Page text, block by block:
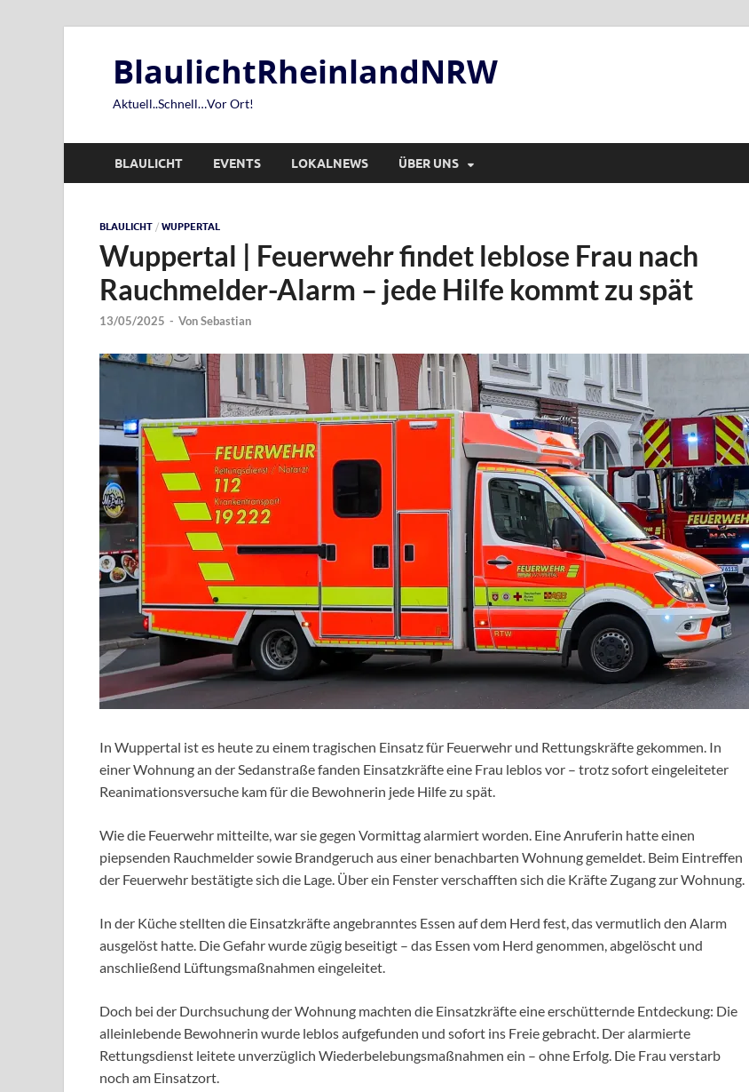
BlaulichtRheinlandNRW
Aktuell..Schnell…Vor Ort!
BLAULICHT EVENTS LOKALNEWS ÜBER UNS
BLAULICHT / WUPPERTAL
Wuppertal | Feuerwehr findet leblose Frau nach
Rauchmelder-Alarm – jede Hilfe kommt zu spät
13/05/2025 - VonSebastian
In Wuppertal ist es heute zu einem tragischen Einsatz für Feuerwehr und Rettungskräfte gekommen. In
einer Wohnung an der Sedanstraße fanden Einsatzkräfte eine Frau leblos vor – trotz sofort eingeleiteter
Reanimationsversuche kam für die Bewohnerin jede Hilfe zu spät.
Wie die Feuerwehr mitteilte, war sie gegen Vormittag alarmiert worden. Eine Anruferin hatte einen
piepsenden Rauchmelder sowie Brandgeruch aus einer benachbarten Wohnung gemeldet. Beim Eintreffen
der Feuerwehr bestätigte sich die Lage. Über ein Fenster verschafften sich die Kräfte Zugang zur Wohnung.
In der Küche stellten die Einsatzkräfte angebranntes Essen auf dem Herd fest, das vermutlich den Alarm
ausgelöst hatte. Die Gefahr wurde zügig beseitigt – das Essen vom Herd genommen, abgelöscht und
anschließend Lüftungsmaßnahmen eingeleitet.
Doch bei der Durchsuchung der Wohnung machten die Einsatzkräfte eine erschütternde Entdeckung: Die
alleinlebende Bewohnerin wurde leblos aufgefunden und sofort ins Freie gebracht. Der alarmierte
Rettungsdienst leitete unverzüglich Wiederbelebungsmaßnahmen ein – ohne Erfolg. Die Frau verstarb
noch am Einsatzort.